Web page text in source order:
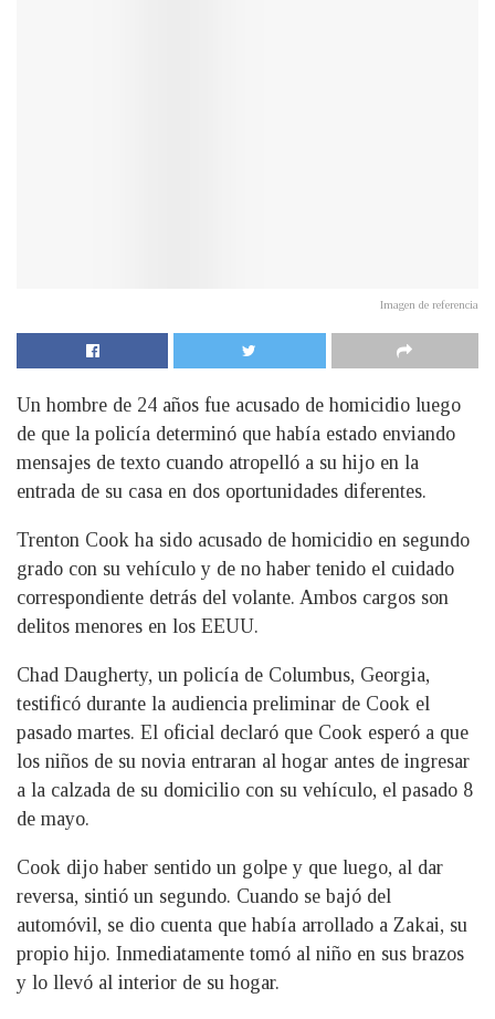
Imagen de referencia
Un hombre de 24 años fue acusado de homicidio luego
de que la policía determinó que había estado enviando
mensajes de texto cuando atropelló a su hijo en la
entrada de su casa en dos oportunidades diferentes.
Trenton Cook ha sido acusado de homicidio en segundo
grado con su vehículo y de no haber tenido el cuidado
correspondiente detrás del volante. Ambos cargos son
delitos menores en los EEUU.
Chad Daugherty, un policía de Columbus, Georgia,
testificó durante la audiencia preliminar de Cook el
pasado martes. El oficial declaró que Cook esperó a que
los niños de su novia entraran al hogar antes de ingresar
a la calzada de su domicilio con su vehículo, el pasado 8
de mayo.
Cook dijo haber sentido un golpe y que luego, al dar
reversa, sintió un segundo. Cuando se bajó del
automóvil, se dio cuenta que había arrollado a Zakai, su
propio hijo. Inmediatamente tomó al niño en sus brazos
y lo llevó al interior de su hogar.